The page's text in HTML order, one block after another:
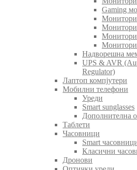
Gaming
Монитори
Монитори
Монитори
Надворешна
UPS & AVR
Regulator)
Лаптоп компјутери
Мобилни телефони
Уреди
Smart sunglasses
Дополнителна
Таблети
Часовници
Smart
Класични
Дронови